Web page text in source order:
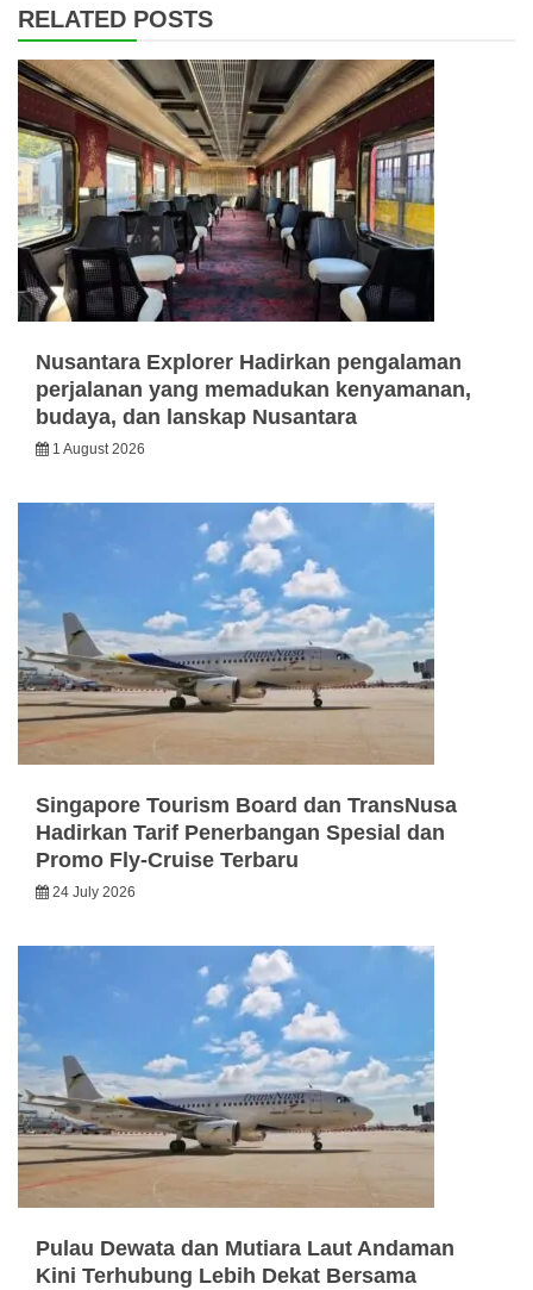
RELATED POSTS
Nusantara Explorer Hadirkan pengalaman
perjalanan yang memadukan kenyamanan,
budaya, dan lanskap Nusantara
1 August 2026
Singapore Tourism Board dan TransNusa
Hadirkan Tarif Penerbangan Spesial dan
Promo Fly-Cruise Terbaru
24 July 2026
Pulau Dewata dan Mutiara Laut Andaman
Kini Terhubung Lebih Dekat Bersama